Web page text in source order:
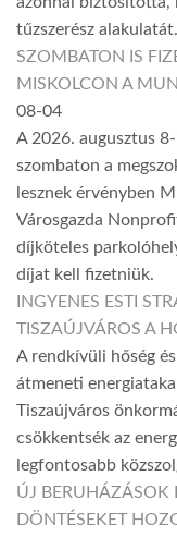
tűzszerész alakulatát.
SZOMBATON IS
MISKOLCON A
08-04
A 2026. augusztus
szombaton a
lesznek érvényben
Városgazda
díjköteles
díjat kell fizetniük.
INGYENES ESTI
TISZAÚJVÁROS A
A rendkívüli hőség
átmeneti
Tiszaújváros
csökkentsék az
legfontosabb
ÚJ BERUHÁZÁSOK
DÖNTÉSEKET